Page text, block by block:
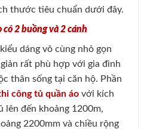
thước tiêu chuẩn dưới đây.
2 buồng và 2 cánh
dáng vô cùng nhỏ gọn
rất phù hợp với gia đình
thân sống tại căn hộ. Phần
công tủ quần áo với kích
đến khoảng 1200m,
2200mm và chiều rộng